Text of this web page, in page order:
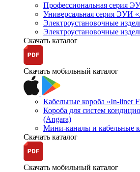
Профессиональная серия
Универсальная серия ЭУИ
Электроустановочные
Электроустановочные
Скачать каталог
Скачать мобильный каталог
Кабельные короба «In-liner
Короба для систем
(Angara)
Мини-каналы и кабельные
Скачать каталог
Скачать мобильный каталог